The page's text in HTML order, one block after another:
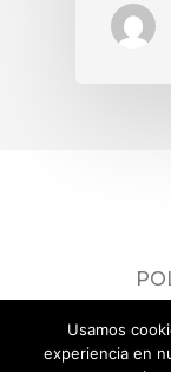
©
Usamos
experiencia en